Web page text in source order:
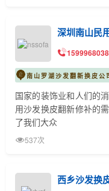
深圳南山民
南山罗湖沙发翻新换皮公
国家的装饰业和人们的
用沙发换皮翻新修补的
了我们大众
537次
西乡沙发换